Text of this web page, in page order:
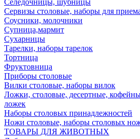
Селедочницы, шубницы
Сервизы столовые, наборы для
Соусники, молочники
Супница,мармит
Сухарницы
Тарелки, наборы тарелок
Тортница
Фруктовница
Приборы столовые
Вилки столовые, наборы вилок
Ложки, столовые, десертные,
ложек
Наборы столовых принадлежностей
Ножи столовые, наборы столовых
ТОВАРЫ ДЛЯ ЖИВОТНЫХ